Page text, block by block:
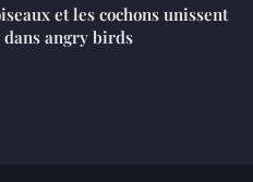
et les cochons unissent
angry birds